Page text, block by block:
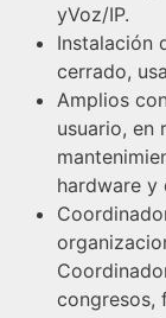
yVoz/IP.
Instalación
cerrado,
Amplios
usuario, en
hardware y
congresos,